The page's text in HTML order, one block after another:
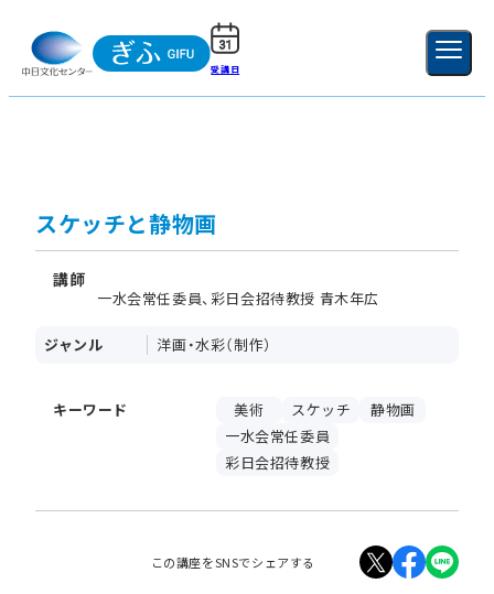
受講日 新規登録
スケッチと静物画
講師
一水会常任委員、彩日会招待教授 青木年広
ジャンル 洋画・水彩（制作）
キーワード 美術 スケッチ
静物画
一水会常任委員
彩日会招待教授
この講座をSNSでシェアする